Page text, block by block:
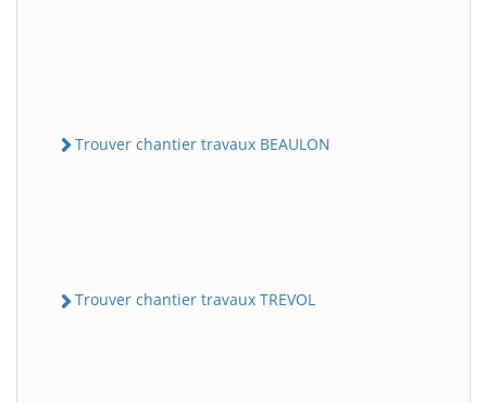
Trouver chantier travaux BEAULON
Trouver chantier travaux TREVOL